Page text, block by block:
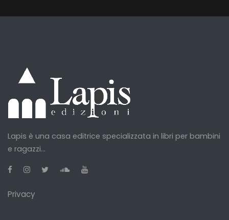
Lapis è una casa editrice specializzata in libri per bambini
e ragazzi...
Privacy